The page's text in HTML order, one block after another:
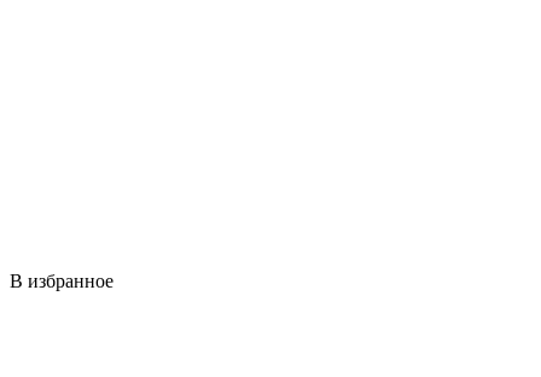
В избранное